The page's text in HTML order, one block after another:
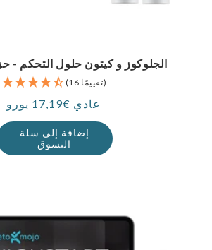
الجلوكوز و كيتون حلول التحكم -
(16 تقييمًا)
سعر عادي €17,19 يورو
إضافة إلى سلة
التسوق